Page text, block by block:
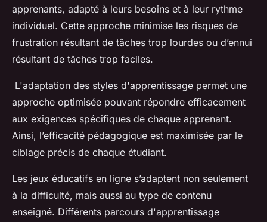
apprenants, adapté à leurs besoins et à leur rythme
individuel. Cette approche minimise les risques de
frustration résultant de tâches trop lourdes ou d’ennui
résultant de tâches trop faciles.
L'adaptation des styles d'apprentissage permet une
approche optimisée pouvant répondre efficacement
aux exigences spécifiques de chaque apprenant.
Ainsi, l’efficacité pédagogique est maximisée par le
ciblage précis de chaque étudiant.
Les jeux éducatifs en ligne s’adaptent non seulement
à la difficulté, mais aussi au type de contenu
enseigné. Différents parcours d'apprentissage